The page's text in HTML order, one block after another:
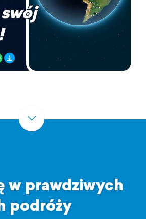
w prawdziwych
podróży